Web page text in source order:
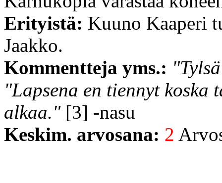
Erityistä: Kuuno Kaaperi
Jaakko.
Kommentteja yms.:
"Lapsena en tiennyt
alkaa."[3] -nasu
Keskim. arvosana: 2